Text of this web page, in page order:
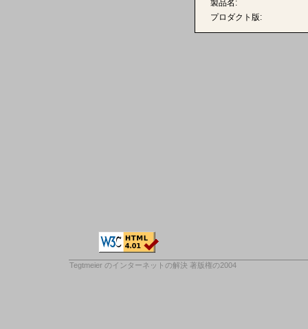
製品名:
プロダクト版:
Tegtmeier のインターネットの解決 著版権の2004